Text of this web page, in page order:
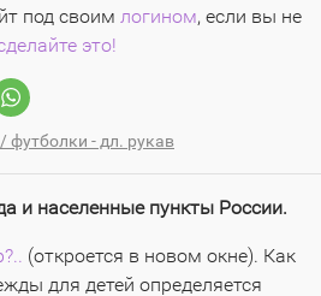
под своим логином, если вы не
это!
футболки - дл. рукав
и населенные пункты России.
(откроется в новом окне). Как
для детей определяется